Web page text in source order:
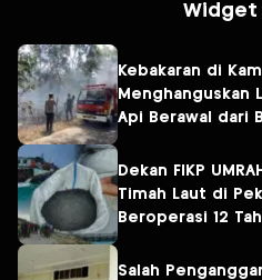
Widget
Kebakaran di
Menghanguskan
Api Berawal dari
Dekan FIKP
Timah Laut di
Beroperasi 12
Salah